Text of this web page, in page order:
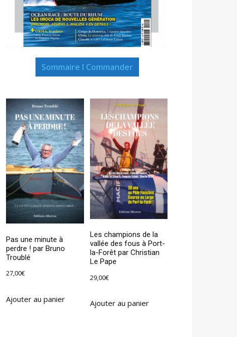
Sommaire I Commander
Pas une minute à
perdre ! par Bruno
Troublé
27,00€
Ajouter au panier
Les champions de la
vallée des fous à Port-
la-Forêt par Christian
Le Pape
29,00€
Ajouter au panier